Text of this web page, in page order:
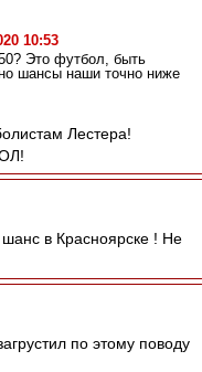
10:53
Это футбол, быть
шансы наши точно ниже
Лестера!
в Красноярске ! Не
по этому поводу